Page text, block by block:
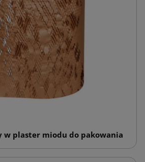
w plaster miodu do pakowania